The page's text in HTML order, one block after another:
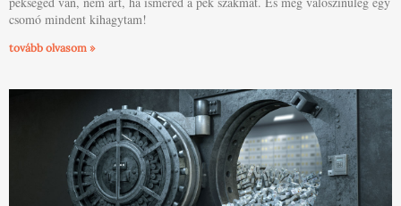
csomó mindent kihagytam!
tovább olvasom »